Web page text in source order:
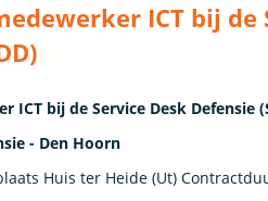
ICT bij de
ICT bij de Service Desk Defensie
- Den Hoorn
Huis ter Heide (Ut)